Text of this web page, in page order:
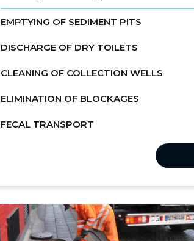
EMPTYING OF SEDIMENT PITS
DISCHARGE OF DRY TOILETS
CLEANING OF COLLECTION WELLS
ELIMINATION OF BLOCKAGES
FECAL TRANSPORT
UNICLEAN.EE